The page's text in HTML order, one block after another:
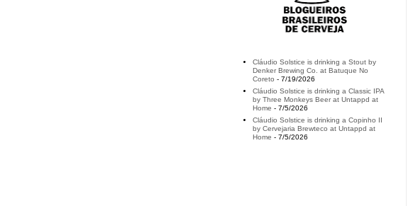
Cláudio Solstice is drinking a Stout by
Denker Brewing Co. at Batuque No
Coreto - 7/19/2026
Cláudio Solstice is drinking a Classic IPA
by Three Monkeys Beer at Untappd at
Home - 7/5/2026
Cláudio Solstice is drinking a Copinho II
by Cervejaria Brewteco at Untappd at
Home - 7/5/2026